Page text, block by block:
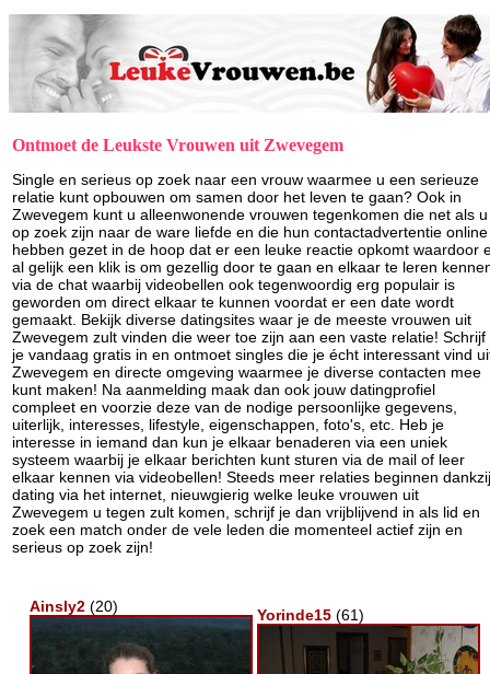
Ontmoet de Leukste Vrouwen uit Zwevegem
Single en serieus op zoek naar een vrouw waarmee u een serieuze
relatie kunt opbouwen om samen door het leven te gaan? Ook in
Zwevegem kunt u alleenwonende vrouwen tegenkomen die net als u
op zoek zijn naar de ware liefde en die hun contactadvertentie online
hebben gezet in de hoop dat er een leuke reactie opkomt waardoor
al gelijk een klik is om gezellig door te gaan en elkaar te leren
via de chat waarbij videobellen ook tegenwoordig erg populair is
geworden om direct elkaar te kunnen voordat er een date wordt
gemaakt. Bekijk diverse datingsites waar je de meeste vrouwen uit
Zwevegem zult vinden die weer toe zijn aan een vaste relatie! Schrijf
je vandaag gratis in en ontmoet singles die je écht interessant vind
Zwevegem en directe omgeving waarmee je diverse contacten mee
kunt maken! Na aanmelding maak dan ook jouw datingprofiel
compleet en voorzie deze van de nodige persoonlijke gegevens,
uiterlijk, interesses, lifestyle, eigenschappen, foto's, etc. Heb je
interesse in iemand dan kun je elkaar benaderen via een uniek
systeem waarbij je elkaar berichten kunt sturen via de mail of leer
elkaar kennen via videobellen! Steeds meer relaties beginnen dankzij
dating via het internet, nieuwgierig welke leuke vrouwen uit
Zwevegem u tegen zult komen, schrijf je dan vrijblijvend in als lid en
zoek een match onder de vele leden die momenteel actief zijn en
serieus op zoek zijn!
Ainsly2 (20) Yorinde15 (61)